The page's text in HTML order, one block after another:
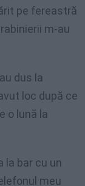
pe fereastră
m-au
dus la
loc după ce
o lună la
la bar cu un
meu